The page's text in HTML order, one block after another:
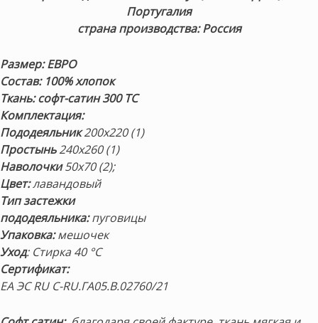
Португалия
страна производства: Россия
Размер: ЕВРО
Состав: 100% хлопок
Ткань: софт-сатин 300 ТС
Комплектация:
Пододеяльник200х220 (1)
Простынь240х260 (1)
Наволочки50х70 (2);
Цвет:лавандовый
Тип застежки
пододеяльника:пуговицы
Упаковка:мешочек
Уход: Стирка 40 °С
Сертификат:
ЕА ЭС RU С-RU.ГА05.В.02760/21